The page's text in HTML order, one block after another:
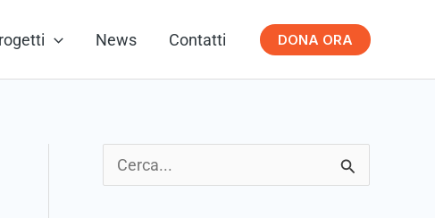
News Contatti DONA ORA